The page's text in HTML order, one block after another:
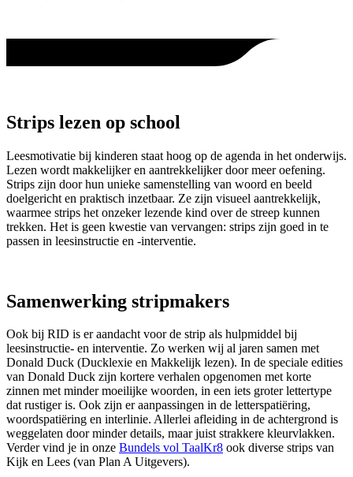
Strips lezen op school
Leesmotivatie bij kinderen staat hoog op de agenda in het onderwijs.
Lezen wordt makkelijker en aantrekkelijker door meer oefening.
Strips zijn door hun unieke samenstelling van woord en beeld
doelgericht en praktisch inzetbaar. Ze zijn visueel aantrekkelijk,
waarmee strips het onzeker lezende kind over de streep kunnen
trekken. Het is geen kwestie van vervangen: strips zijn goed in te
passen in leesinstructie en -interventie.
Samenwerking stripmakers
Ook bij RID is er aandacht voor de strip als hulpmiddel bij
leesinstructie- en interventie. Zo werken wij al jaren samen met
Donald Duck (Ducklexie en Makkelijk lezen). In de speciale edities
van Donald Duck zijn kortere verhalen opgenomen met korte
zinnen met minder moeilijke woorden, in een iets groter lettertype
dat rustiger is. Ook zijn er aanpassingen in de letterspatiëring,
woordspatiëring en interlinie. Allerlei afleiding in de achtergrond is
weggelaten door minder details, maar juist strakkere kleurvlakken.
Verder vind je in onze Bundels vol TaalKr8 ook diverse strips van
Kijk en Lees (van Plan A Uitgevers).